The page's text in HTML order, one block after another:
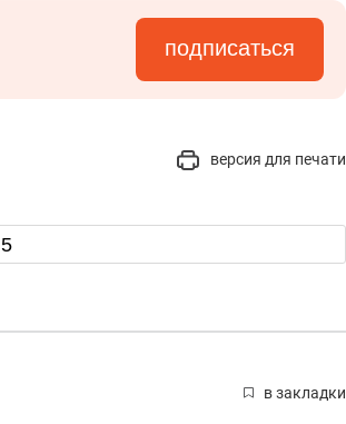
подписаться
версия для печати
5
в закладки